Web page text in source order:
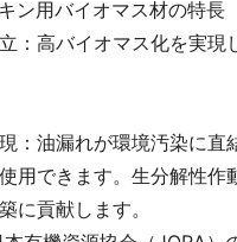
ン用バイオマス材の特長
：高バイオマス化を実
：油漏れが環境汚染に
用できます。生分解性作
に貢献します。